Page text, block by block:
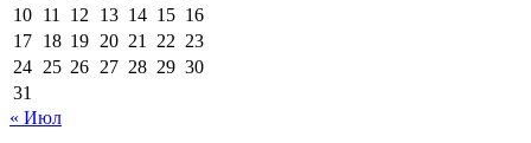
10 11 12 13 14 15 16
17 18 19 20 21 22 23
24 25 26 27 28 29 30
31
« Июл